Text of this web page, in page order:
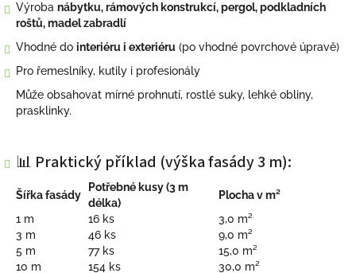
Výroba nábytku, rámových konstrukcí, pergol, podkladních
roštů, madel zabradlí
Vhodné do interiéru i exteriéru (po vhodné povrchové úpravě)
Pro řemeslníky, kutily i profesionály
Může obsahovat mírné prohnutí, rostlé suky, lehké obliny,
prasklinky.
📊 Praktický příklad (výška fasády 3 m):
Šířka fasády
Potřebné kusy (3 m
délka)
Plocha v m²
1 m
16 ks
3,0 m²
3 m
46 ks
9,0 m²
5 m
77 ks
15,0 m²
10 m
154 ks 30,0 m²